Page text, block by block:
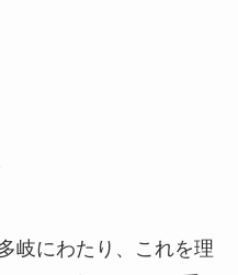
岐にわたり、これを理